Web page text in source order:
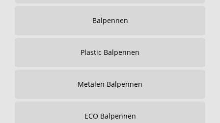
Balpennen
Plastic Balpennen
Metalen Balpennen
ECO Balpennen